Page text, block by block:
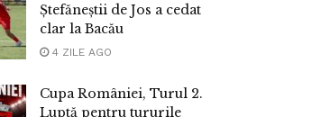
Ștefăneștii de Jos a cedat
clar la Bacău
4 ZILE AGO
Cupa României, Turul 2.
Luptă pentru tururile